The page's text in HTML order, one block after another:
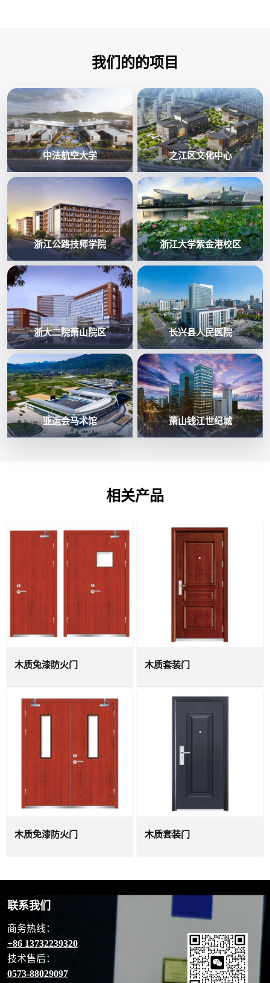
我们的的项目
中法航空大学 之江区文化中心
浙江公路技师学院 浙江大学紫金港校区
浙大二院萧山院区 长兴县人民医院
亚运会马术馆 萧山钱江世纪城
相关产品
木质免漆防火门 木质套装门
木质免漆防火门 木质套装门
联系我们
商务热线：
+86 13732239320
技术售后：
0573-88029097